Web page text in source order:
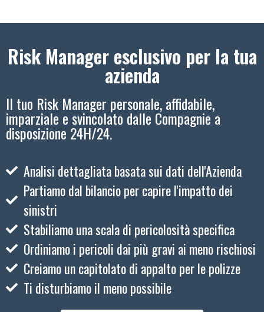
Risk Manager esclusivo per la tua
azienda
Il tuo Risk Manager personale, affidabile,
imparziale e svincolato dalle Compagnie a
disposizione 24H/24.
Analisi dettagliata basata sui dati dell'Azienda
Partiamo dal bilancio per capire l'impatto dei
sinistri
Stabiliamo una scala di pericolosità specifica
Ordiniamo i pericoli dai più gravi ai meno rischiosi
Creiamo un capitolato di appalto per le polizze
Ti disturbiamo il meno possibile